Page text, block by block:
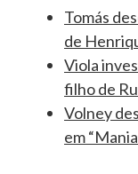
Tomás
de
Viola
filho de
Volney
em